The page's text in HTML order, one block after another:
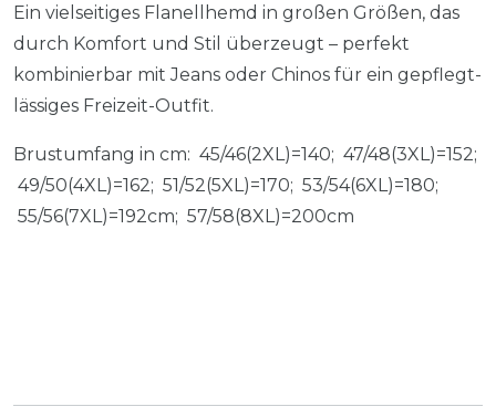
Ein vielseitiges Flanellhemd in großen Größen, das
durch Komfort und Stil überzeugt – perfekt
kombinierbar mit Jeans oder Chinos für ein gepflegt-
lässiges Freizeit-Outfit.
Brustumfang in cm: 45/46(2XL)=140; 47/48(3XL)=152;
49/50(4XL)=162; 51/52(5XL)=170; 53/54(6XL)=180;
55/56(7XL)=192cm; 57/58(8XL)=200cm